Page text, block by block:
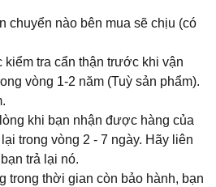
chuyển nào bên mua sẽ chịu (có
kiểm tra cẩn thận trước khi vận
vòng 1-2 năm (Tuỳ sản phẩm).
khi bạn nhận được hàng của
trong vòng 2 - 7 ngày. Hãy liên
trả lại nó.
trong thời gian còn bảo hành, bạn